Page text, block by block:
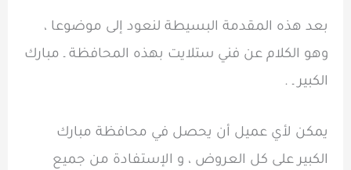
بعد هذه المقدمة البسيطة لنعود إلى موضوعا ،
وهو الكلام عن فني ستلايت بهذه المحافظة ـ مبارك
الكبير ـ .
يمكن لأي عميل أن يحصل في محافظة مبارك
الكبير على كل العروض ، و الإستفادة من جميع